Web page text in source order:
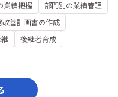
業績把握
部門別の業績管理
改善計画書の作成
継
後継者育成